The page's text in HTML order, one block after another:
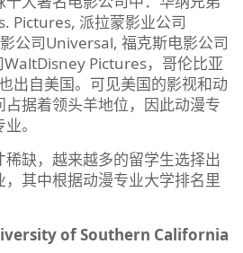
Pictures, 派拉蒙影业公司
公司Universal, 福克斯电影公司
WaltDisney Pictures，哥伦比亚
出自美国。可见美国的影视和动
据着领头羊地位，因此动漫专
。
缺，越来越多的留学生选择出
其中根据动漫专业大学排名里
of Southern California